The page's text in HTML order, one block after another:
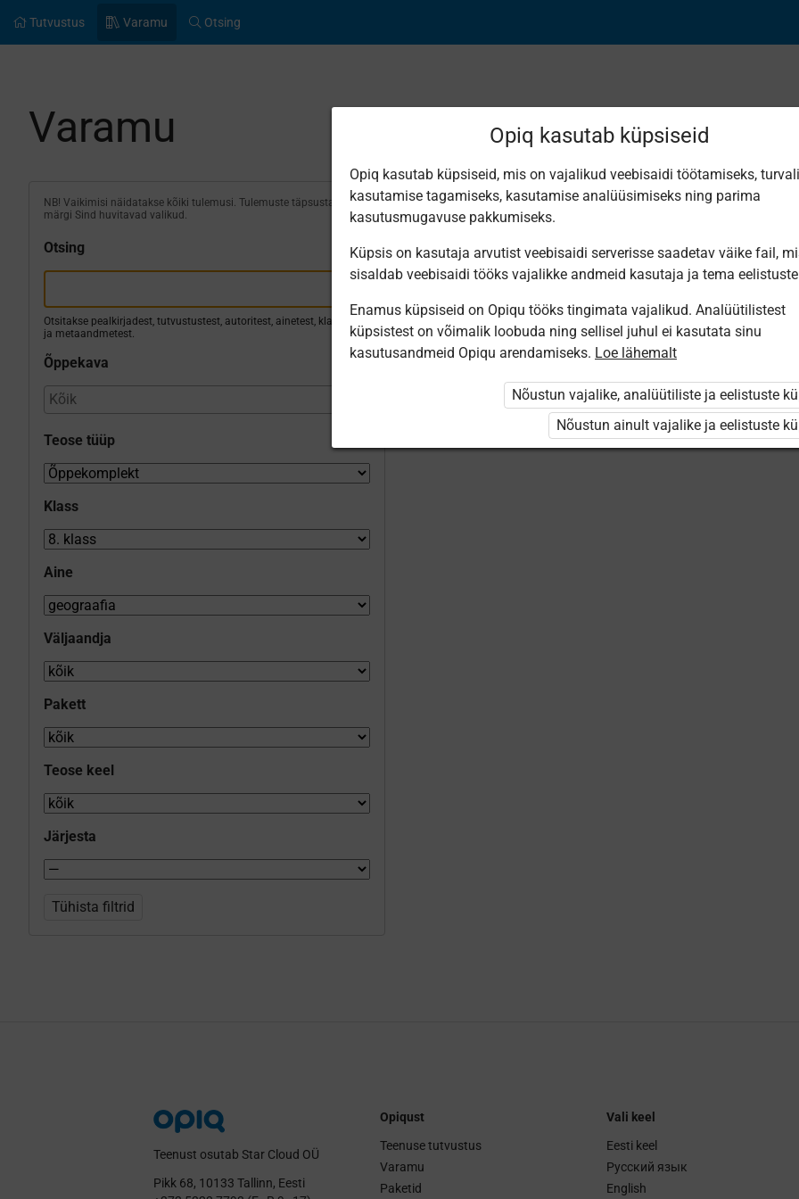
Tutvustus Varamu Otsing
Varamu
NB! Vaikimisi näidatakse kõiki tulemusi. Tulemuste täpsustamiseks
märgi Sind huvitavad valikud.
Otsing
Otsitakse pealkirjadest, tutvustustest, autoritest, ainetest, klassidest
ja metaandmetest.
Õppekava
Teose tüüp
Klass
Aine
Väljaandja
Pakett
Teose keel
Järjesta
Tühista filtrid
Leiti 6 vastet
Geograafia
8. klassile
Avita
Geograafia
8. klassile.
veestik,
loodus­
vööndid
Avita
Loodus­
geograafia
Eesti
Pärimusmuusika
Keskus MTÜ
Pärimus­
muusika
Keskuse
õppevideod
Koolibri
География
Teenust osutab Star Cloud OÜ
Pikk 68, 10133 Tallinn, Eesti
Opiqust
Teenuse tutvustus
Varamu
Paketid
Vali keel
Eesti keel
Русский язык
English
Opiq kasutab küpsiseid
Opiq kasutab küpsiseid, mis on vajalikud veebisaidi töötamiseks,
kasutamise tagamiseks, kasutamise analüüsimiseks ning parima
kasutusmugavuse pakkumiseks.
Küpsis on kasutaja arvutist veebisaidi serverisse saadetav väike fail,
sisaldab veebisaidi tööks vajalikke andmeid kasutaja ja tema
Enamus küpsiseid on Opiqu tööks tingimata vajalikud. Analüütilistest
küpsistest on võimalik loobuda ning sellisel juhul ei kasutata sinu
kasutusandmeid Opiqu arendamiseks. Loe lähemalt
Nõustun vajalike, analüütiliste ja eelistuste
Nõustun ainult vajalike ja eelistuste